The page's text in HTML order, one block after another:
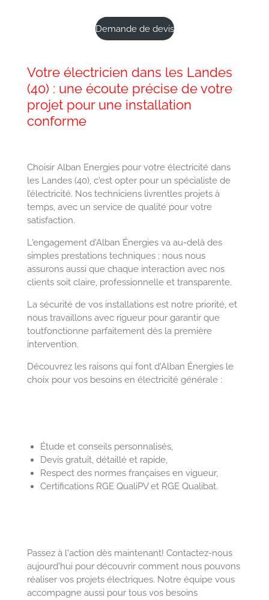
Demande de devis
Votre électricien dans les Landes
(40) : une écoute précise de votre
projet pour une installation
conforme
Choisir Alban Energies pour votre électricité dans
les Landes (40), c'est opter pour un spécialiste de
l’électricité. Nos techniciens livrentles projets à
temps, avec un service de qualité pour votre
satisfaction.
L'engagement d'Alban Énergies va au-delà des
simples prestations techniques ; nous nous
assurons aussi que chaque interaction avec nos
clients soit claire, professionnelle et transparente.
La sécurité de vos installations est notre priorité, et
nous travaillons avec rigueur pour garantir que
toutfonctionne parfaitement dès la première
intervention.
Découvrez les raisons qui font d'Alban Énergies le
choix pour vos besoins en électricité générale :
Étude et conseils personnalisés,
Devis gratuit, détaillé et rapide,
Respect des normes françaises en vigueur,
Certifications RGE QualiPV et RGE Qualibat.
Passez à l'action dès maintenant! Contactez-nous
aujourd'hui pour découvrir comment nous pouvons
réaliser vos projets électriques. Notre équipe vous
accompagne aussi pour tous vos besoins